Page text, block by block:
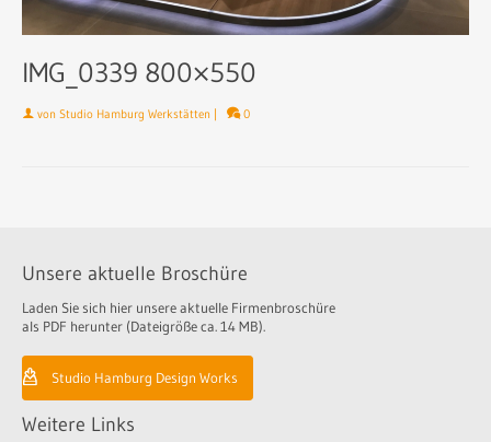
IMG_0339 800×550
von Studio Hamburg Werkstätten | 0
Unsere aktuelle Broschüre
Laden Sie sich hier unsere aktuelle Firmenbroschüre
als PDF herunter (Dateigröße ca. 14 MB).
Studio Hamburg Design Works
Weitere Links